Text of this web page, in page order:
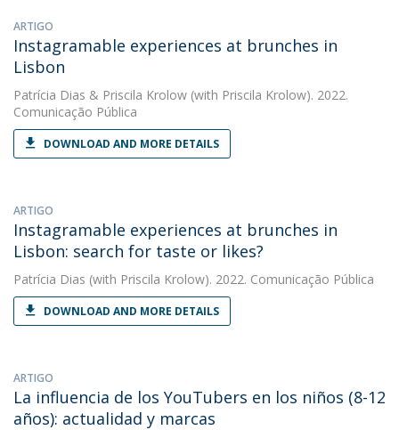
ARTIGO
Instagramable experiences at brunches in
Lisbon
Patrícia Dias & Priscila Krolow (with Priscila Krolow). 2022.
Comunicação Pública
DOWNLOAD AND MORE DETAILS
ARTIGO
Instagramable experiences at brunches in
Lisbon: search for taste or likes?
Patrícia Dias (with Priscila Krolow). 2022. Comunicação Pública
DOWNLOAD AND MORE DETAILS
ARTIGO
La influencia de los YouTubers en los niños (8-12
años): actualidad y marcas